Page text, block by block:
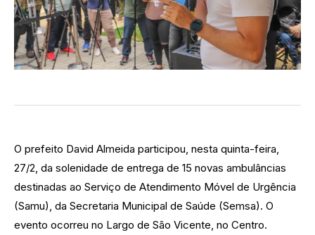
O prefeito David Almeida participou, nesta quinta-feira,
27/2, da solenidade de entrega de 15 novas ambulâncias
destinadas ao Serviço de Atendimento Móvel de Urgência
(Samu), da Secretaria Municipal de Saúde (Semsa). O
evento ocorreu no Largo de São Vicente, no Centro.